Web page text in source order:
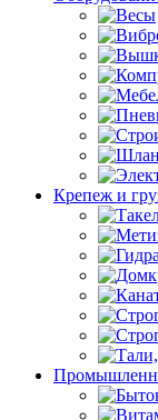
Крепеж и